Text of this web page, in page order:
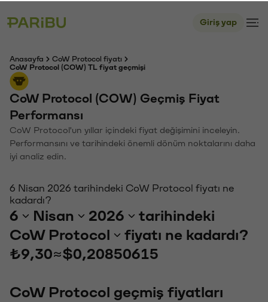
Giriş yap
Anasayfa
CoW Protocol fiyatı
CoW Protocol (COW) TL fiyat geçmişi
CoW Protocol (COW) Geçmiş Fiyat
Performansı
CoW Protocol'un yıllar içindeki fiyat değişimini inceleyin.
Performansını ve tarihindeki önemli dönüm noktalarını daha
iyi analiz edin.
6 Nisan 2026 tarihindeki CoW Protocol fiyatı ne
kadardı?
6 Nisan 2026
tarihindeki
CoW Protocol
fiyatı ne kadardı?
₺9,30≈$0,20850615
CoW Protocol geçmiş fiyatları